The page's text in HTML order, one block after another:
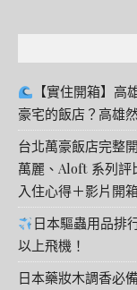
【實住開箱】
豪宅的飯店？高雄
台北萬豪飯店完整
萬麗、Aloft 系列評
入住心得＋影片開
日本驅蟲用品排
以上飛機！
日本藥妝木調香必